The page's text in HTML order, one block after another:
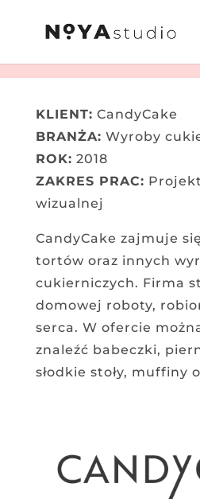
KLIENT: CandyCake
BRANŻA: Wyroby
ROK: 2018
ZAKRES PRAC:
wizualnej
CandyCake zajmuje
tortów oraz innych
cukierniczych. Firma
domowej roboty,
serca. W ofercie
znaleźć babeczki,
słodkie stoły, muffiny